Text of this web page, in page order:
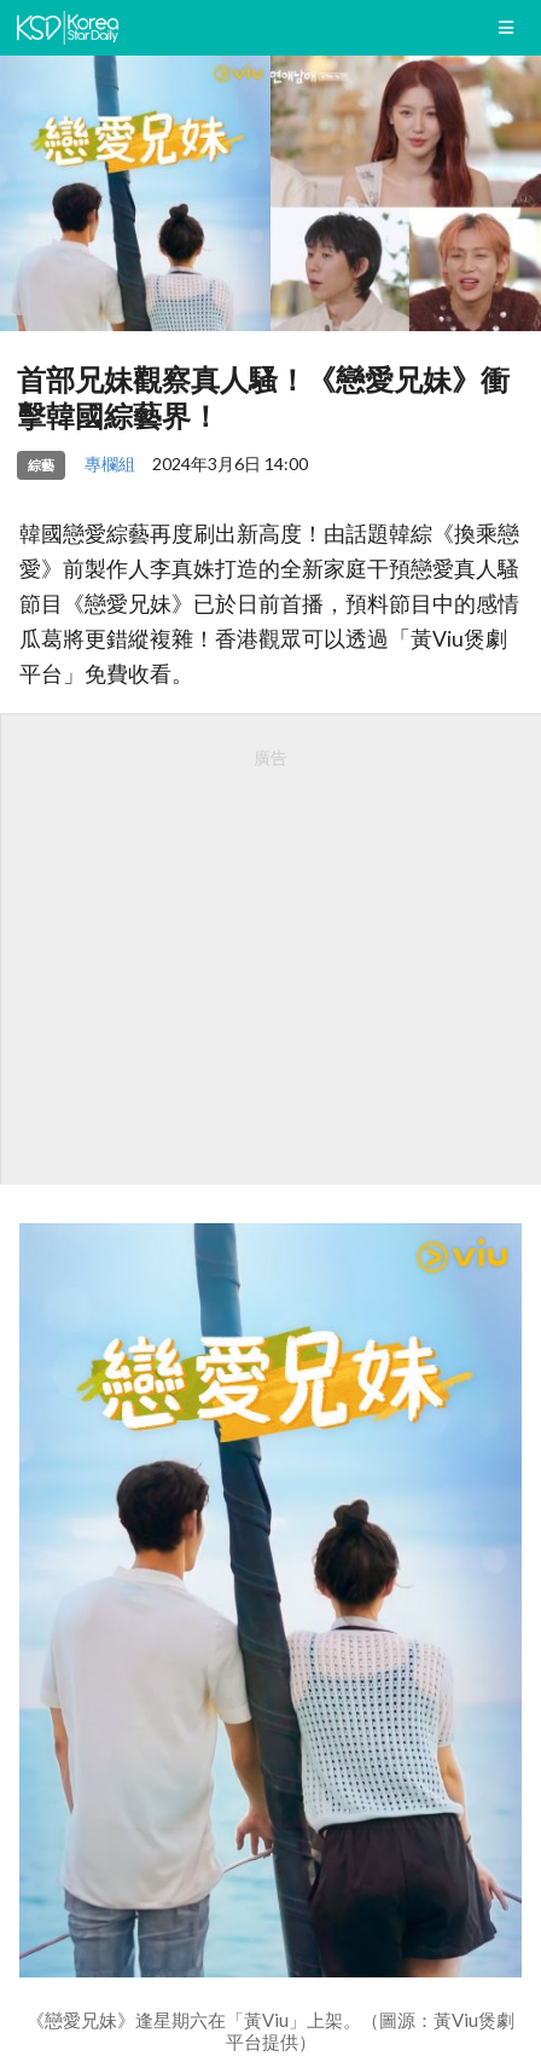
首部兄妹觀察真人騷！《戀愛兄妹》衝
擊韓國綜藝界！
綜藝 專欄組 2024年3月6日 14:00
韓國戀愛綜藝再度刷出新高度！由話題韓綜《換乘戀
愛》前製作人李真姝打造的全新家庭干預戀愛真人騷
節目《戀愛兄妹》已於日前首播，預料節目中的感情
瓜葛將更錯縱複雜！香港觀眾可以透過「黃Viu煲劇
平台」免費收看。
廣告
《戀愛兄妹》逢星期六在「黃Viu」上架。（圖源：黃Viu煲劇
平台提供）